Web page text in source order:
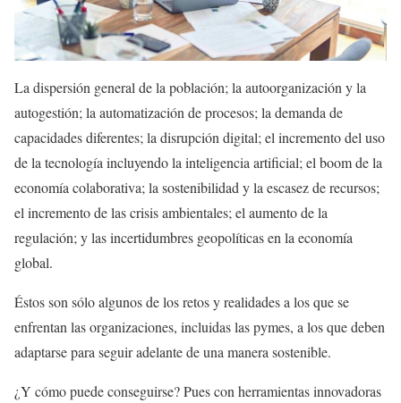
La dispersión general de la población; la autoorganización y la
autogestión; la automatización de procesos; la demanda de
capacidades diferentes; la disrupción digital; el incremento del uso
de la tecnología incluyendo la inteligencia artificial; el boom de la
economía colaborativa; la sostenibilidad y la escasez de recursos;
el incremento de las crisis ambientales; el aumento de la
regulación; y las incertidumbres geopolíticas en la economía
global.
Éstos son sólo algunos de los retos y realidades a los que se
enfrentan las organizaciones, incluidas las pymes, a los que deben
adaptarse para seguir adelante de una manera sostenible.
¿Y cómo puede conseguirse? Pues con herramientas innovadoras